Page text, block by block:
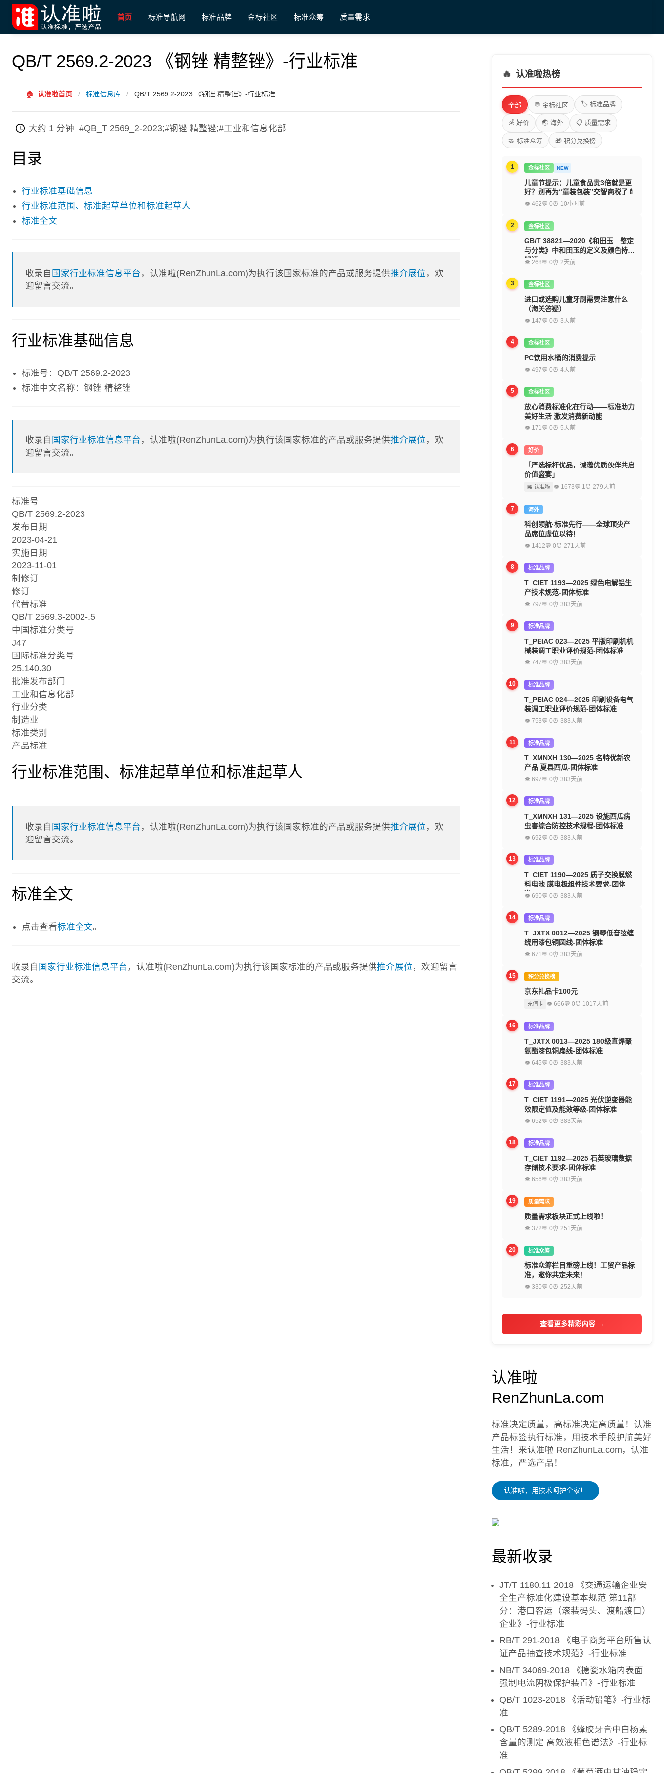
首页 标准导航网 标准品牌 金标社区 标准众筹 质量需求
QB/T 2569.2-2023 《钢锉 精整锉》-行业标准
🏠 认准啦首页 / 标准信息库 / QB/T 2569.2-2023 《钢锉 精整锉》-行业标准
大约 1 分钟 #QB_T 2569_2-2023;#钢锉 精整锉;#工业和信息化部
目录
行业标准基础信息
行业标准范围、标准起草单位和标准起草人
标准全文
收录自 国家行业标准信息平台 ，认准啦(RenZhunLa.com)为执行该国家标准的产品或服务提供推介展位 ，欢
迎留言交流。
行业标准基础信息
标准号：QB/T 2569.2-2023
标准中文名称：钢锉 精整锉
收录自 国家行业标准信息平台 ，认准啦(RenZhunLa.com)为执行该国家标准的产品或服务提供推介展位 ，欢
迎留言交流。
标准号
QB/T 2569.2-2023
发布日期
2023-04-21
实施日期
2023-11-01
制修订
修订
代替标准
QB/T 2569.3-2002-.5
中国标准分类号
J47
国际标准分类号
25.140.30
批准发布部门
工业和信息化部
行业分类
制造业
标准类别
产品标准
行业标准范围、标准起草单位和标准起草人
收录自 国家行业标准信息平台 ，认准啦(RenZhunLa.com)为执行该国家标准的产品或服务提供推介展位 ，欢
迎留言交流。
标准全文
点击查看标准全文。
收录自 国家行业标准信息平台 ，认准啦(RenZhunLa.com)为执行该国家标准的产品或服务提供推介展位 ，欢迎留言
交流。
🔥 认准啦热榜
全部 💬 金标社区 🏷️ 标准品牌
💰 好价 🌏 海外 📋 质量需求
🤝 标准众筹 🎁 积分兑换榜
1 金标社区 NEW
儿童节提示：儿童食品贵3倍就是更
好？别再为“童装包装”交智商税了🍼
👁 462💬 0⏰ 10小时前
2 金标社区
GB/T 38821—2020《和田玉 鉴定
与分类》中和田玉的定义及颜色特征
解读
👁 268💬 0⏰ 2天前
3 金标社区
进口或选购儿童牙刷需要注意什么
（海关答疑）
👁 147💬 0⏰ 3天前
4 金标社区
PC饮用水桶的消费提示
👁 497💬 0⏰ 4天前
5 金标社区
放心消费标准化在行动——标准助力
美好生活 激发消费新动能
👁 171💬 0⏰ 5天前
6 好价
「严选标杆优品，诚邀优质伙伴共启
价值盛宴」
🏪 认准啦 👁 1673💬 1⏰ 279天前
7 海外
科创领航·标准先行——全球顶尖产
品席位虚位以待！
👁 1412💬 0⏰ 271天前
8 标准品牌
T_CIET 1193—2025 绿色电解铝生
产技术规范-团体标准
👁 797💬 0⏰ 383天前
9 标准品牌
T_PEIAC 023—2025 平版印刷机机
械装调工职业评价规范-团体标准
👁 747💬 0⏰ 383天前
10 标准品牌
T_PEIAC 024—2025 印刷设备电气
装调工职业评价规范-团体标准
👁 753💬 0⏰ 383天前
11 标准品牌
T_XMNXH 130—2025 名特优新农
产品 夏县西瓜-团体标准
👁 697💬 0⏰ 383天前
12 标准品牌
T_XMNXH 131—2025 设施西瓜病
虫害综合防控技术规程-团体标准
👁 692💬 0⏰ 383天前
13 标准品牌
T_CIET 1190—2025 质子交换膜燃
料电池 膜电极组件技术要求-团体标
准
👁 690💬 0⏰ 383天前
14 标准品牌
T_JXTX 0012—2025 钢琴低音弦缠
绕用漆包铜圆线-团体标准
👁 671💬 0⏰ 383天前
15 积分兑换榜
京东礼品卡100元
充值卡 👁 666💬 0⏰ 1017天前
16 标准品牌
T_JXTX 0013—2025 180级直焊聚
氨酯漆包铜扁线-团体标准
👁 645💬 0⏰ 383天前
17 标准品牌
T_CIET 1191—2025 光伏逆变器能
效限定值及能效等级-团体标准
👁 652💬 0⏰ 383天前
18 标准品牌
T_CIET 1192—2025 石英玻璃数据
存储技术要求-团体标准
👁 656💬 0⏰ 383天前
19 质量需求
质量需求板块正式上线啦！
👁 372💬 0⏰ 251天前
20 标准众筹
标准众筹栏目重磅上线！工贸产品标
准，邀你共定未来！
👁 330💬 0⏰ 252天前
查看更多精彩内容 →
认准啦
RenZhunLa.com
标准决定质量，高标准决定高质量！认准
产品标签执行标准，用技术手段护航美好
生活！来认准啦 RenZhunLa.com，认准
标准，严选产品！
认准啦，用技术呵护全家！
最新收录
JT/T 1180.11-2018 《交通运输企业安
全生产标准化建设基本规范 第11部
分：港口客运（滚装码头、渡船渡口）
企业》-行业标准
RB/T 291-2018 《电子商务平台所售认
证产品抽查技术规范》-行业标准
NB/T 34069-2018 《搪瓷水箱内表面
强制电流阴极保护装置》-行业标准
QB/T 1023-2018 《活动铅笔》-行业标
准
QB/T 5289-2018 《蜂胶牙膏中白杨素
含量的测定 高效液相色谱法》-行业标
准